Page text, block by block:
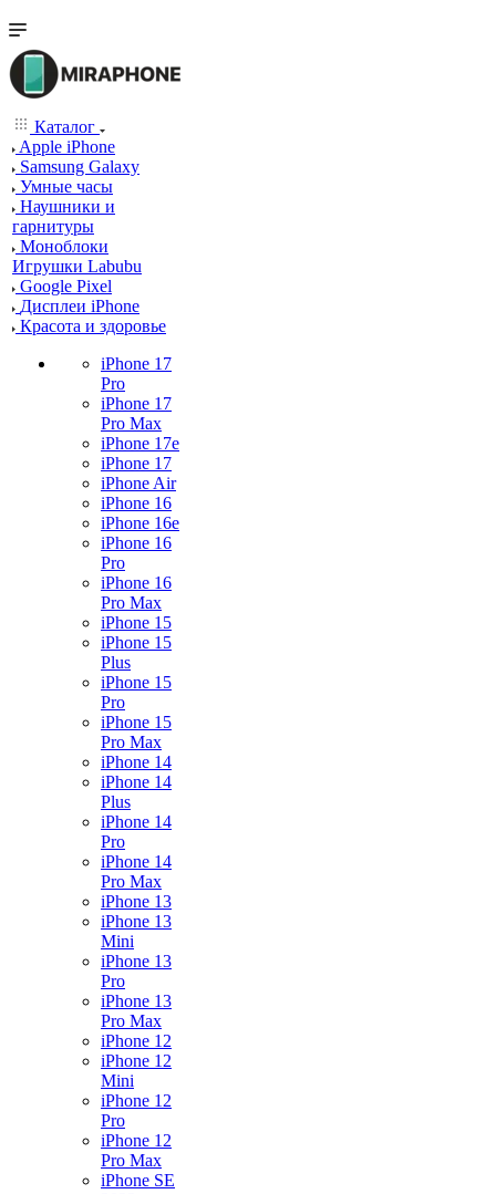
Каталог
Apple iPhone
Samsung Galaxy
Умные часы
Наушники и
гарнитуры
Моноблоки
Игрушки Labubu
Google Pixel
Дисплеи iPhone
Красота и здоровье
iPhone 17
Pro
iPhone 17
Pro Max
iPhone 17e
iPhone 17
iPhone Air
iPhone 16
iPhone 16e
iPhone 16
Pro
iPhone 16
Pro Max
iPhone 15
iPhone 15
Plus
iPhone 15
Pro
iPhone 15
Pro Max
iPhone 14
iPhone 14
Plus
iPhone 14
Pro
iPhone 14
Pro Max
iPhone 13
iPhone 13
Mini
iPhone 13
Pro
iPhone 13
Pro Max
iPhone 12
iPhone 12
Mini
iPhone 12
Pro
iPhone 12
Pro Max
iPhone SE